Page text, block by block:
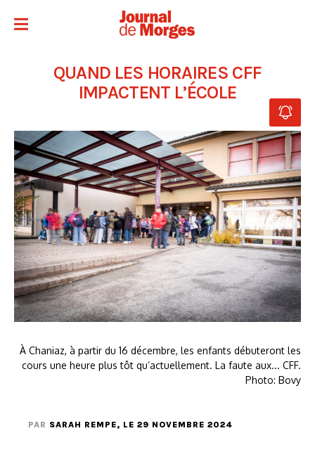
QUAND LES HORAIRES CFF
IMPACTENT L’ÉCOLE
À Chaniaz, à partir du 16 décembre, les enfants débuteront les
cours une heure plus tôt qu’actuellement. La faute aux... CFF.
Photo: Bovy
PAR SARAH REMPE, LE 29 NOVEMBRE 2024